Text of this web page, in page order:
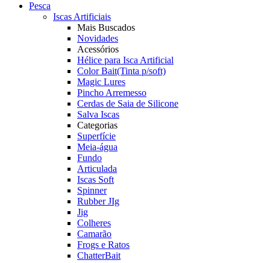
Pesca
Iscas Artificiais
Mais Buscados
Novidades
Acessórios
Hélice para Isca Artificial
Color Bait(Tinta p/soft)
Magic Lures
Pincho Arremesso
Cerdas de Saia de Silicone
Salva Iscas
Categorias
Superfície
Meia-água
Fundo
Articulada
Iscas Soft
Spinner
Rubber JIg
Jig
Colheres
Camarão
Frogs e Ratos
ChatterBait